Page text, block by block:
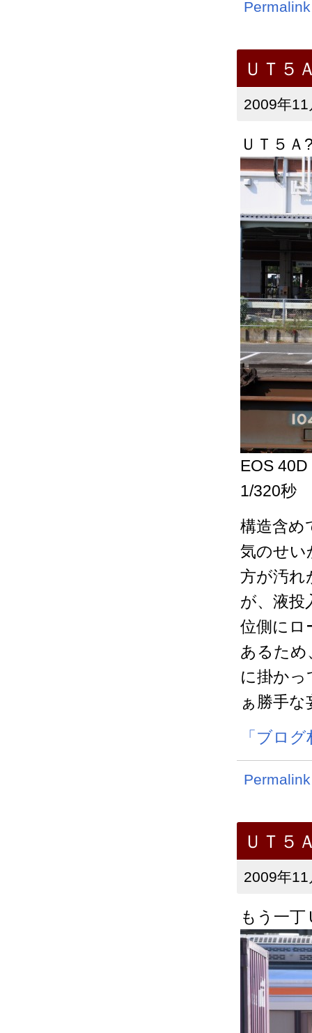
Permalink
ＵＴ５
2009年
ＵＴ５
EOS
1/320秒
構造含め
気のせい
方が汚れ
が、液投
位側にロ
あるため
に掛か
ぁ勝手
「ブロ
Permalink
ＵＴ５
2009年
もう一丁